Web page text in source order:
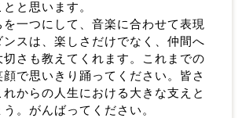
と思います。
一つにして、音楽に合わせて表現
ンスは、楽しさだけでなく、仲間へ
切さも教えてくれます。これまでの
で思いきり踊ってください。皆さ
からの人生における大きな支えと
。がんばってください。